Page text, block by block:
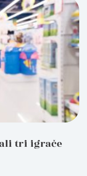
tri igrače